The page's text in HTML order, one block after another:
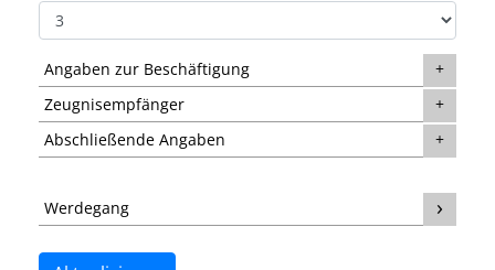
Angaben zur Beschäftigung
Zeugnisempfänger
Abschließende Angaben
Werdegang